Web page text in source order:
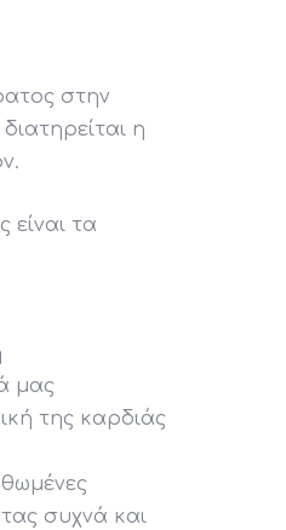
στην
η
είναι τα
μας
της καρδιάς
συχνά και